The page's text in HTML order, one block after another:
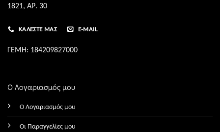
1821, ΑΡ. 30
ΚΑΛΈΣΤΕ ΜΑΣ E-MAIL
ΓΕΜΗ: 184209827000
Ο Λογαριασμός μου
Ο Λογαριασμός μου
Οι Παραγγελίες μου